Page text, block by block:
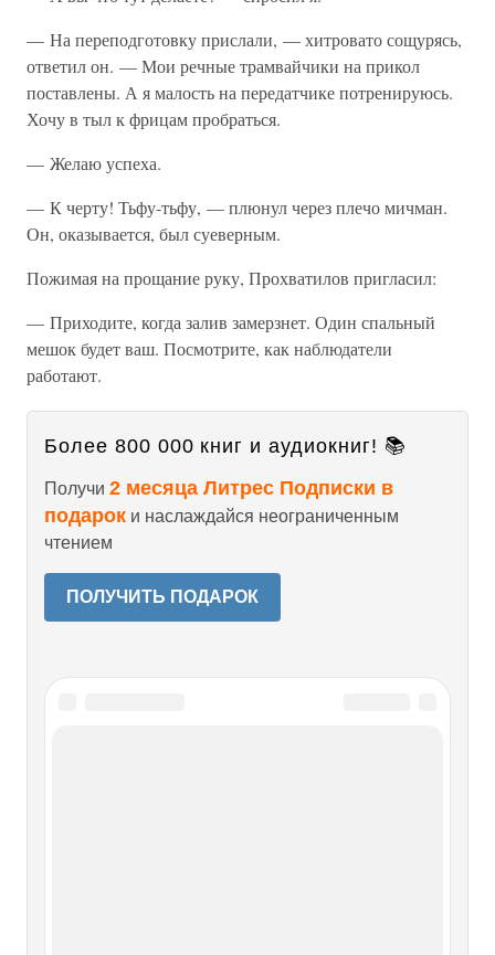
— На переподготовку прислали, — хитровато сощурясь,
ответил он. — Мои речные трамвайчики на прикол
поставлены. А я малость на передатчике потренируюсь.
Хочу в тыл к фрицам пробраться.
— Желаю успеха.
— К черту! Тьфу-тьфу, — плюнул через плечо мичман.
Он, оказывается, был суеверным.
Пожимая на прощание руку, Прохватилов пригласил:
— Приходите, когда залив замерзнет. Один спальный
мешок будет ваш. Посмотрите, как наблюдатели
работают.
Более 800 000 книг и аудиокниг! 📚
Получи 2 месяца Литрес Подписки в
подарок и наслаждайся неограниченным
чтением
ПОЛУЧИТЬ ПОДАРОК